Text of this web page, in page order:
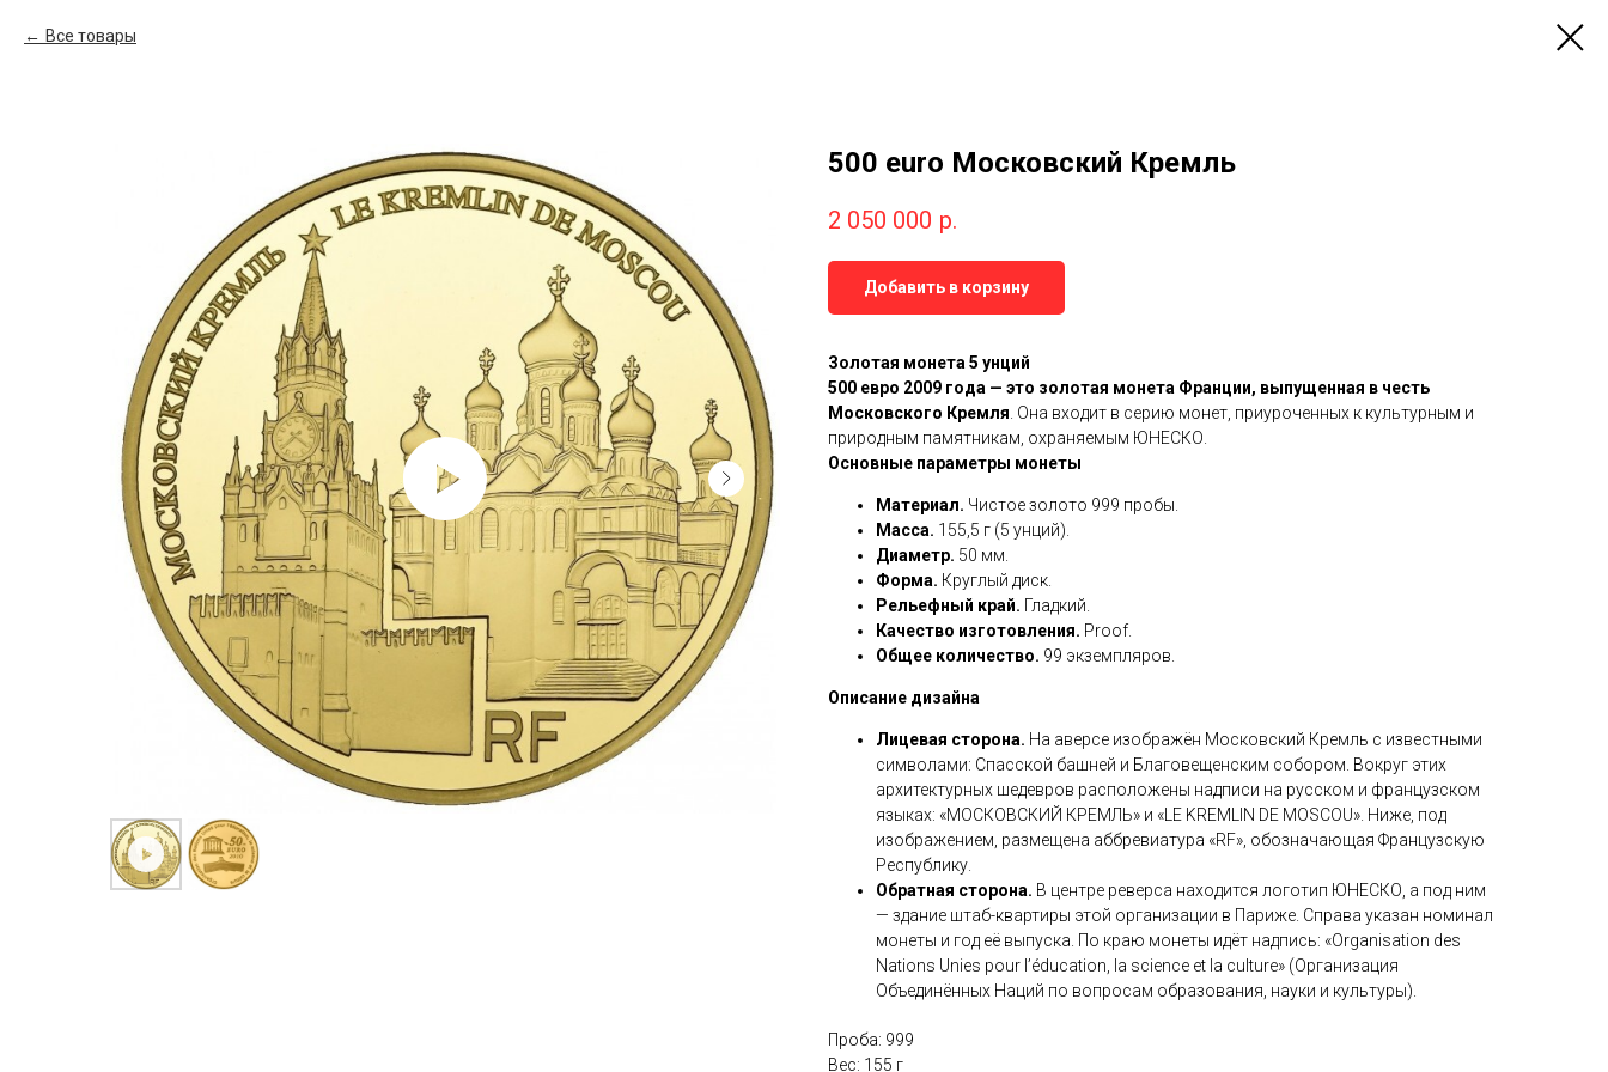
Все товары
500 euro Московский Кремль
2 050 000 р.
Добавить в корзину
Золотая монета 5 унций
500 евро 2009 года — это золотая монета Франции, выпущенная в честь
Московского Кремля . Она входит в серию монет, приуроченных к культурным и
природным памятникам, охраняемым ЮНЕСКО.
Основные параметры монеты
Материал. Чистое золото 999 пробы.
Масса. 155,5 г (5 унций).
Диаметр. 50 мм.
Форма. Круглый диск.
Рельефный край. Гладкий.
Качество изготовления. Proof.
Общее количество. 99 экземпляров.
Описание дизайна
Лицевая сторона. На аверсе изображён Московский Кремль с известными
символами: Спасской башней и Благовещенским собором. Вокруг этих
архитектурных шедевров расположены надписи на русском и французском
языках: «МОСКОВСКИЙ КРЕМЛЬ» и «LE KREMLIN DE MOSCOU». Ниже, под
изображением, размещена аббревиатура «RF», обозначающая Французскую
Республику.
Обратная сторона. В центре реверса находится логотип ЮНЕСКО, а под ним
— здание штаб-квартиры этой организации в Париже. Справа указан номинал
монеты и год её выпуска. По краю монеты идёт надпись: «Organisation des
Nations Unies pour l’éducation, la science et la culture» (Организация
Объединённых Наций по вопросам образования, науки и культуры).
Проба: 999
Вес: 155 г